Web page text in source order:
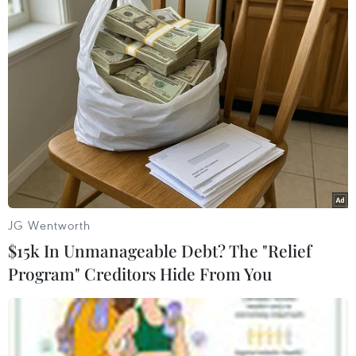
điều trị, dịch bệnh tại CHDC Congo có thể trở
thành một trong những đợt bùng phát nghiêm
trọng nhất kể từ sau thảm họa Ebola tại Tây Phi
giai đoạn 2014 - 2016 khiến hơn 11.000 người
thiệt mạng./.
Dịch Ebola: WHO kêu gọi
Uganda tiếp tục hỗ trợ
CHDC Congo
WHO kêu gọi Uganda tiếp tục hỗ
trợ CHDC Congo trong nỗ lực
khống chế đợt bùng phát dịch
Ebola do chủng Bundibugyo gây
ra, khi dịch bệnh tiếp tục lan rộng
ở khu vực biên giới giữa hai
JG Wentworth
$15k In Unmanageable Debt? The "Relief
Program" Creditors Hide From You